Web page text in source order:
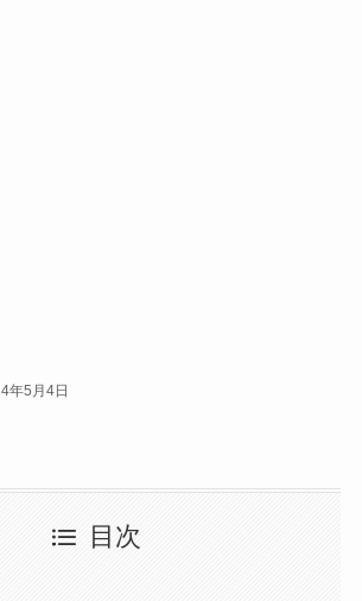
年5月4日
目次